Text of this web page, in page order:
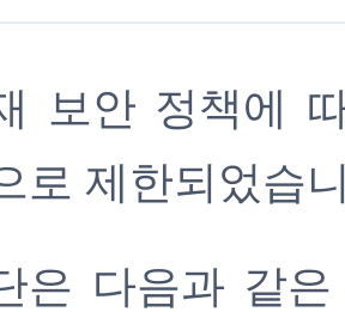
보안 정책에
로 제한되었습
은 다음과 같